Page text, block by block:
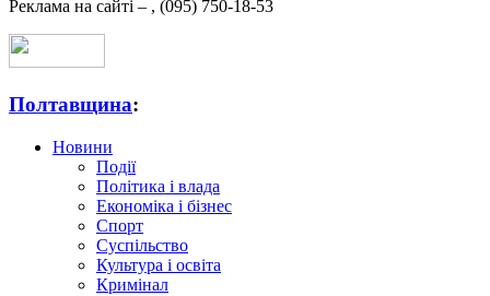
Реклама на сайті – , (095) 750-18-53
Полтавщина:
Новини
Події
Політика і влада
Економіка і бізнес
Спорт
Суспільство
Культура і освіта
Кримінал